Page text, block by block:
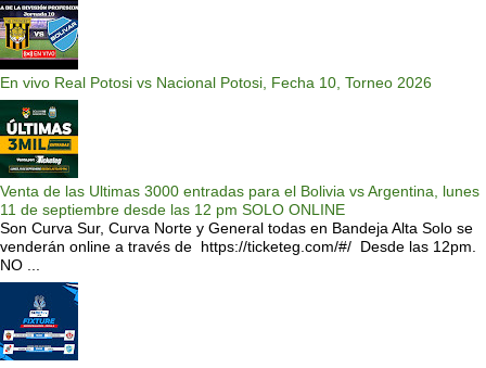
En vivo Real Potosi vs Nacional Potosi, Fecha 10, Torneo 2026
Venta de las Ultimas 3000 entradas para el Bolivia vs Argentina, lunes
11 de septiembre desde las 12 pm SOLO ONLINE
Son Curva Sur, Curva Norte y General todas en Bandeja Alta Solo se
venderán online a través de https://ticketeg.com/#/ Desde las 12pm.
NO ...